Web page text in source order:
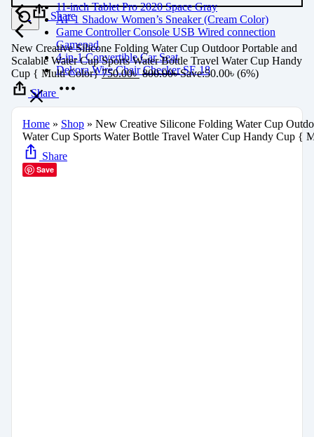
11-inch Tablet Pro 2020 Space Gray
AF 1 Shadow Women’s Sneaker (Cream Color)
Game Controller Console USB Wired connection
Gamepad
4-in-1 Convertible Car Seat
Dekora Wire Chair Checker SE 18
Share
New Creative Silicone Folding Water Cup Outdoor Portable and
Scalable Water Cup Sports Water Bottle Travel Water Cup Handy
Cup { Multi Color} 750.00৳ 800.00৳Save:50.00৳ (6%)
Share
Home » Shop » New Creative Silicone Folding Water Cup
Water Cup Sports Water Bottle Travel Water Cup Handy Cup {
Share
Save